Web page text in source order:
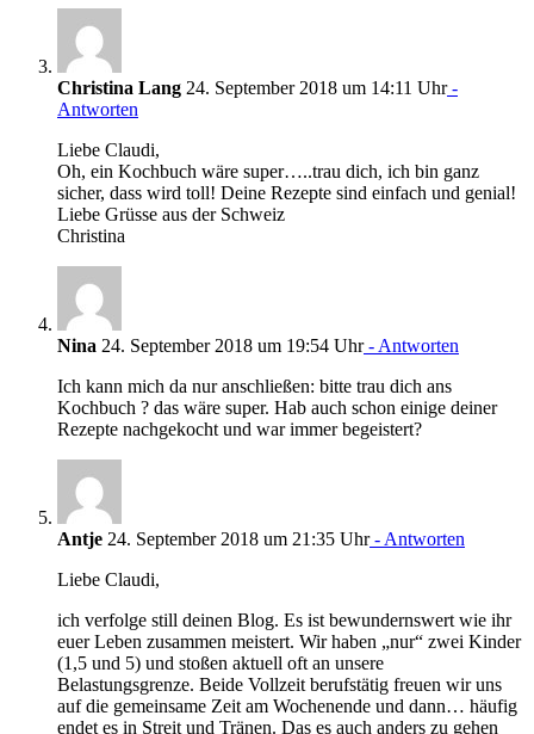
Christina Lang 24. September 2018 um 14:11 Uhr-
Antworten
Liebe Claudi,
Oh, ein Kochbuch wäre super…..trau dich, ich bin ganz
sicher, dass wird toll! Deine Rezepte sind einfach und genial!
Liebe Grüsse aus der Schweiz
Christina
Nina 24. September 2018 um 19:54 Uhr- Antworten
Ich kann mich da nur anschließen: bitte trau dich ans
Kochbuch ? das wäre super. Hab auch schon einige deiner
Rezepte nachgekocht und war immer begeistert?
Antje 24. September 2018 um 21:35 Uhr- Antworten
Liebe Claudi,
ich verfolge still deinen Blog. Es ist bewundernswert wie ihr
euer Leben zusammen meistert. Wir haben „nur“ zwei Kinder
(1,5 und 5) und stoßen aktuell oft an unsere
Belastungsgrenze. Beide Vollzeit berufstätig freuen wir uns
auf die gemeinsame Zeit am Wochenende und dann… häufig
endet es in Streit und Tränen. Das es auch anders zu gehen